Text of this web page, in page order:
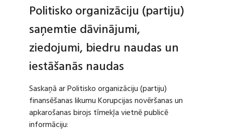
Politisko organizāciju (partiju)
saņemtie dāvinājumi,
ziedojumi, biedru naudas un
iestāšanās naudas
Saskaņā ar Politisko organizāciju (partiju)
finansēšanas likumu Korupcijas novēršanas un
apkarošanas birojs tīmekļa vietnē publicē
informāciju: